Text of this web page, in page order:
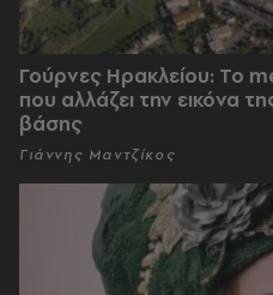
Γούρνες Ηρακλείου: To
που αλλάζει την εικόνα
βάσης
Γιάννης Μαντζίκος